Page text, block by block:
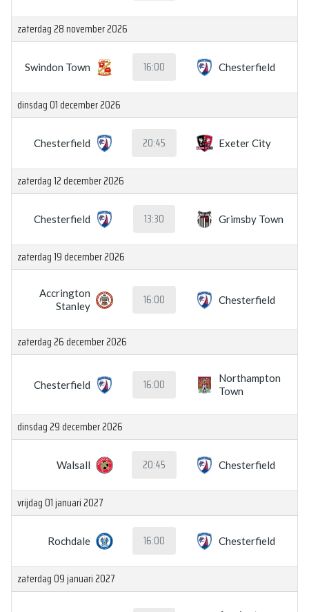
zaterdag 28 november 2026
Swindon Town 16:00 Chesterfield
dinsdag 01 december 2026
Chesterfield 20:45 Exeter City
zaterdag 12 december 2026
Chesterfield 13:30 Grimsby Town
zaterdag 19 december 2026
Accrington
Stanley
16:00 Chesterfield
zaterdag 26 december 2026
Chesterfield 16:00
Northampton
Town
dinsdag 29 december 2026
Walsall 20:45 Chesterfield
vrijdag 01 januari 2027
Rochdale 16:00 Chesterfield
zaterdag 09 januari 2027